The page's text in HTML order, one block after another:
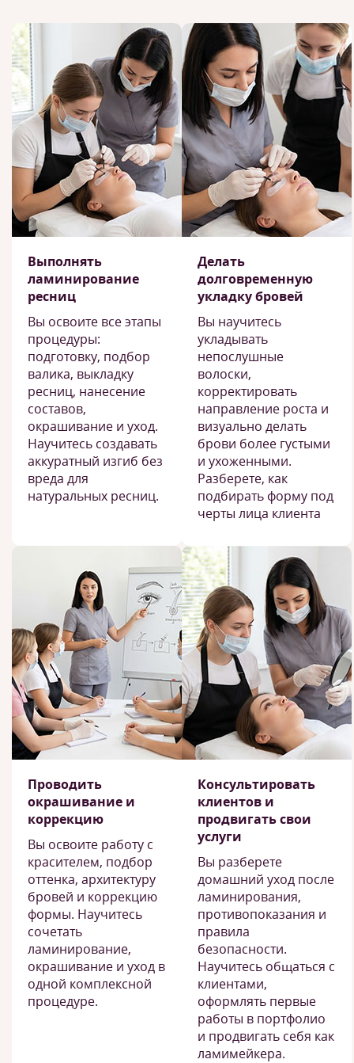
Выполнять
ламинирование
ресниц
Вы освоите все этапы
процедуры:
подготовку, подбор
валика, выкладку
ресниц, нанесение
составов,
окрашивание и уход.
Научитесь создавать
аккуратный изгиб без
вреда для
натуральных ресниц.
Делать
долговременную
укладку бровей
Вы научитесь
укладывать
непослушные
волоски,
корректировать
направление роста и
визуально делать
брови более густыми
и ухоженными.
Разберете, как
подбирать форму под
черты лица клиента
Проводить
окрашивание и
коррекцию
Вы освоите работу с
красителем, подбор
оттенка, архитектуру
бровей и коррекцию
формы. Научитесь
сочетать
ламинирование,
окрашивание и уход в
одной комплексной
процедуре.
Консультировать
клиентов и
продвигать свои
услуги
Вы разберете
домашний уход после
ламинирования,
противопоказания и
правила
безопасности.
Научитесь общаться с
клиентами,
оформлять первые
работы в портфолио
и продвигать себя как
ламимейкера.